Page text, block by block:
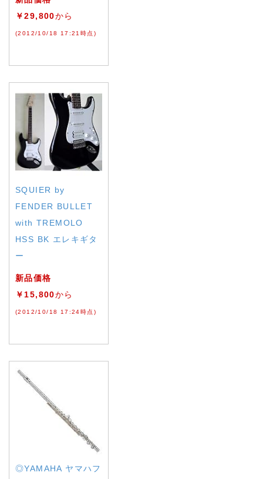
￥29,800から
(2012/10/18 17:21時点)
SQUIER by
FENDER BULLET
with TREMOLO
HSS BK エレキギタ
ー
新品価格
￥15,800から
(2012/10/18 17:24時点)
◎YAMAHA ヤマハフ